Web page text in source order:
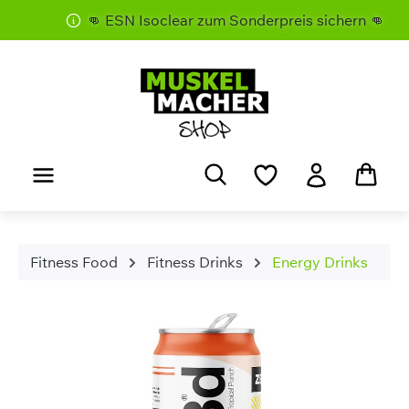
Zum Hauptinhalt springen
👊 ESN Isoclear zum Sonderpreis sichern 👊
Fitness Food Fitness Drinks Energy Drinks